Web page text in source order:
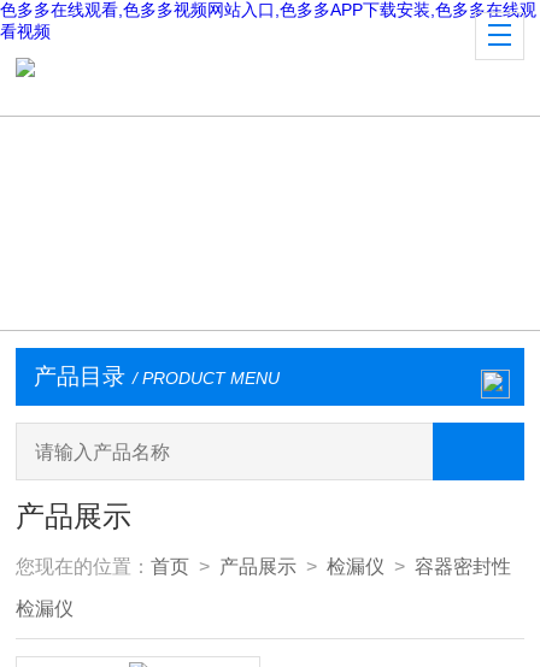
色多多在线观看,色多多视频网站入口,色多多APP下载安装,色多多在线观
看视频
产品目录 / PRODUCT MENU
产品展示
您现在的位置：首页 > 产品展示 >检漏仪 >容器密封性
检漏仪